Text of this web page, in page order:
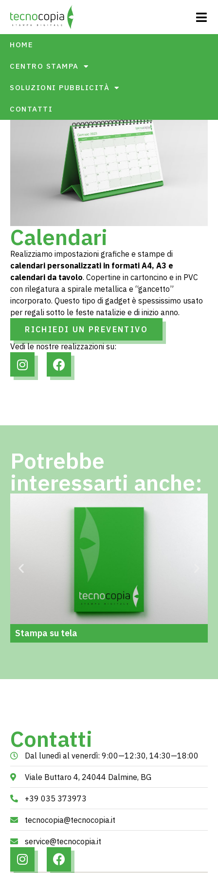
HOME
CENTRO STAMPA
SOLUZIONI PUBBLICITÀ
CONTATTI
TORNA AI SERVIZI
Calendari
Realizziamo impostazioni grafiche e stampe di
calendari personalizzati in formati A4, A3 e
calendari da tavolo. Copertine in cartoncino e in PVC
con rilegatura a spirale metallica e “gancetto”
incorporato. Questo tipo di gadget è spessissimo usato
per regali sotto le feste natalizie e di inizio anno.
RICHIEDI UN PREVENTIVO
Vedi le nostre realizzazioni su:
Potrebbe
interessarti anche:
Stampa su tela
Contatti
Dal lunedì al venerdì: 9:00—12:30, 14:30—18:00
Viale Buttaro 4, 24044 Dalmine, BG
+39 035 373973
tecnocopia@tecnocopia.it
service@tecnocopia.it